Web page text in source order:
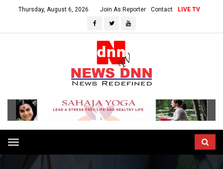
Thursday, August 6, 2026 Join As Reporter Contact LIVE TV
Toggle
navigation